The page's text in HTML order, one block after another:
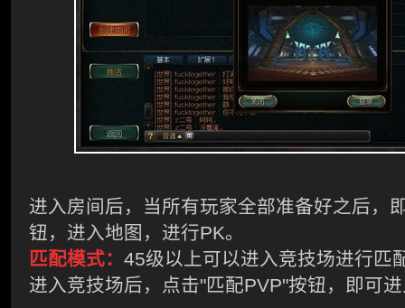
进入房间后，当所有玩家全部准备好之后，
钮，进入地图，进行PK。
匹配模式： 45级以上可以进入竞技场进行匹
进入竞技场后，点击"匹配PVP"按钮，即可